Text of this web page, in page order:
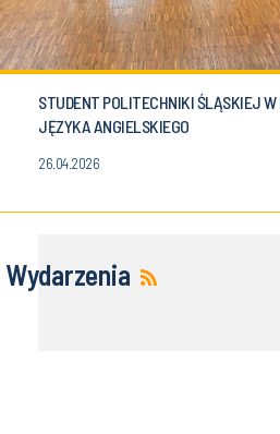
STUDENT POLITECHNIKI ŚLĄSKIEJ
JĘZYKA ANGIELSKIEGO
26.04.2026
Wydarzenia